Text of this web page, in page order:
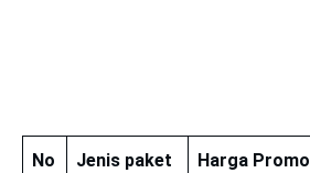
No Jenis paket Harga Promo